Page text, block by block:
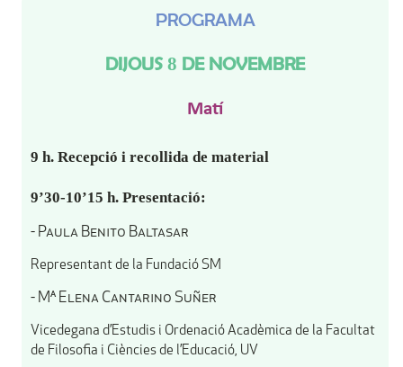
PROGRAMA
DIJOUS 8 DE NOVEMBRE
Matí
9 h. Recepció i recollida de material
9’30-10’15 h. Presentació:
- Paula Benito Baltasar
Representant de la Fundació SM
- Mª Elena Cantarino Suñer
Vicedegana d’Estudis i Ordenació Acadèmica de la Facultat
de Filosofia i Ciències de l’Educació, UV